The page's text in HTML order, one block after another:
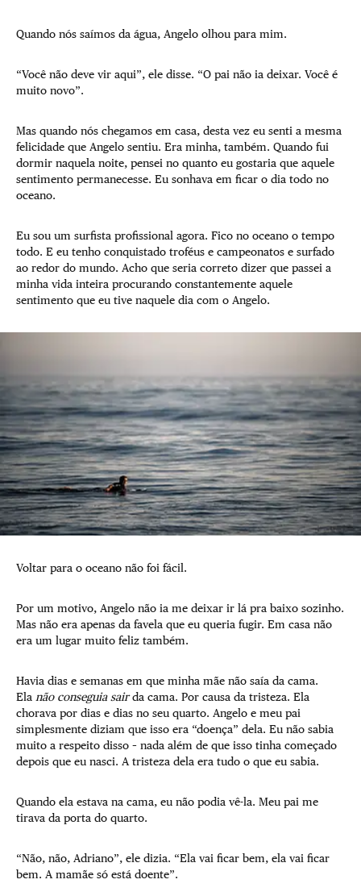
Quando nós saímos da água, Angelo olhou para mim.
“Você não deve vir aqui”, ele disse. “O pai não ia deixar. Você é
muito novo”.
Mas quando nós chegamos em casa, desta vez eu senti a mesma
felicidade que Angelo sentiu. Era minha, também. Quando fui
dormir naquela noite, pensei no quanto eu gostaria que aquele
sentimento permanecesse. Eu sonhava em ficar o dia todo no
oceano.
Eu sou um surfista profissional agora. Fico no oceano o tempo
todo. E eu tenho conquistado troféus e campeonatos e surfado
ao redor do mundo. Acho que seria correto dizer que passei a
minha vida inteira procurando constantemente aquele
sentimento que eu tive naquele dia com o Angelo.
Voltar para o oceano não foi fácil.
Por um motivo, Angelo não ia me deixar ir lá pra baixo sozinho.
Mas não era apenas da favela que eu queria fugir. Em casa não
era um lugar muito feliz também.
Havia dias e semanas em que minha mãe não saía da cama.
Ela não conseguia sairda cama. Por causa da tristeza. Ela
chorava por dias e dias no seu quarto. Angelo e meu pai
simplesmente diziam que isso era “doença” dela. Eu não sabia
muito a respeito disso – nada além de que isso tinha começado
depois que eu nasci. A tristeza dela era tudo o que eu sabia.
Quando ela estava na cama, eu não podia vê-la. Meu pai me
tirava da porta do quarto.
“Não, não, Adriano”, ele dizia. “Ela vai ficar bem, ela vai ficar
bem. A mamãe só está doente”.